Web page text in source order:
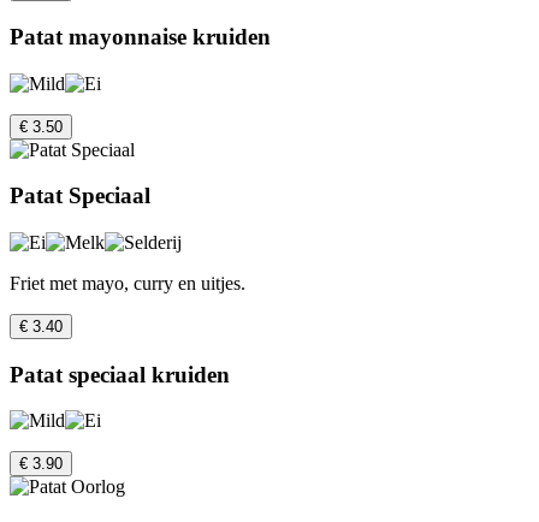
Patat mayonnaise kruiden
€ 3.50
Patat Speciaal
Friet met mayo, curry en uitjes.
€ 3.40
Patat speciaal kruiden
€ 3.90